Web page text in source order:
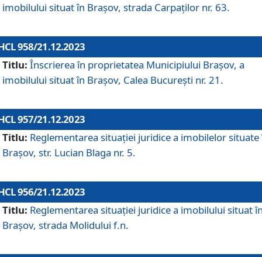
imobilului situat în Brașov, strada Carpaților nr. 63.
958/21.12.2023
Titlu: Înscrierea în proprietatea Municipiului Brașov, a
imobilului situat în Brașov, Calea București nr. 21.
957/21.12.2023
Titlu: Reglementarea situației juridice a imobilelor situate
Brașov, str. Lucian Blaga nr. 5.
956/21.12.2023
Titlu: Reglementarea situației juridice a imobilului situat
Brașov, strada Molidului f.n.